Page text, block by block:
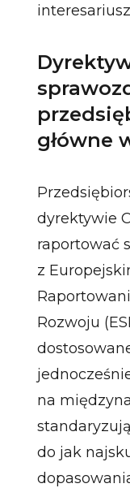
główne
dyrektywie
raportować
z
Rozwoju
na
do jak